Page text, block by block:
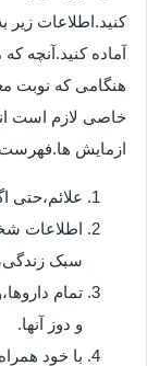
کنید.اطلاعات زیر
آماده کنید.آنچه
هنگامی که نوبت
خاصی لازم است
ازمایش ها.فهرست
علائم،حتی
اطلاعات
سبک
تمام
و دوز آنها.
با خود